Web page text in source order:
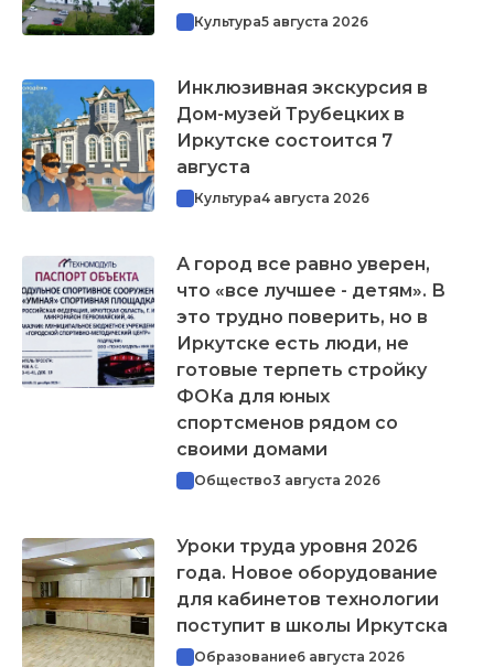
Культура5 августа 2026
Инклюзивная экскурсия в
Дом-музей Трубецких в
Иркутске состоится 7
августа
Культура4 августа 2026
А город все равно уверен,
что «все лучшее - детям». В
это трудно поверить, но в
Иркутске есть люди, не
готовые терпеть стройку
ФОКа для юных
спортсменов рядом со
своими домами
Общество3 августа 2026
Уроки труда уровня 2026
года. Новое оборудование
для кабинетов технологии
поступит в школы Иркутска
Образование6 августа 2026